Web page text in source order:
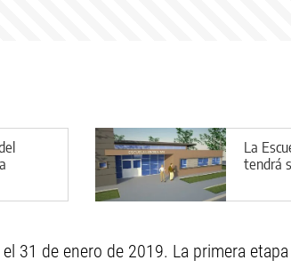
La
tendrá
31 de enero de 2019. La primera